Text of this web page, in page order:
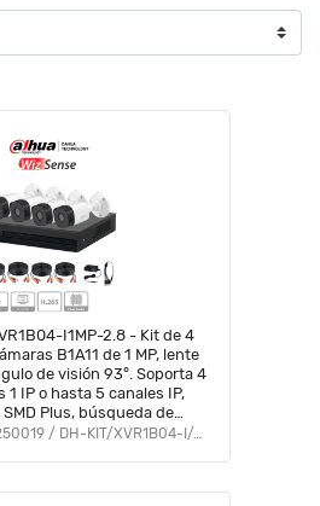
I1MP-2.8 - Kit de 4
B1A11 de 1 MP, lente
de visión 93°. Soporta 4
1 IP o hasta 5 canales IP,
Plus, búsqueda de
#DAHQ1M #LF #DVMDAHUA / DHT0250019 / DH-KIT/XVR1B04-I/4-B1A11N-0280B